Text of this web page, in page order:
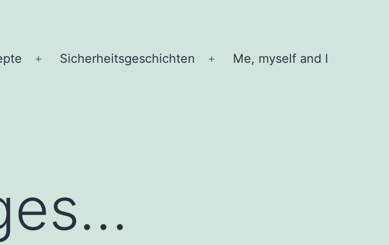
Menü
Sicherheitsgeschichten
Menü
Me, myself and I